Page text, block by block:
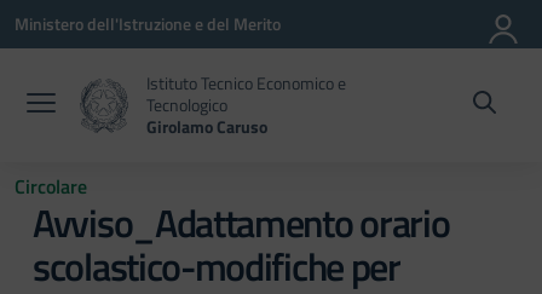
Vai ai contenuti
Vai al menu di navigazione
Vai al footer
Ministero dell'Istruzione e del Merito
Istituto Tecnico Economico e
Tecnologico
Girolamo Caruso
Circolare
Avviso_Adattamento orario
scolastico-modifiche per